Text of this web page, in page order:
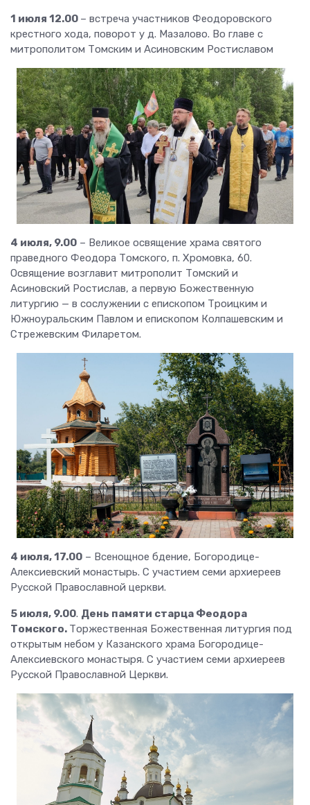
1 июля 12.00 – встреча участников Феодоровского
крестного хода, поворот у д. Мазалово. Во главе с
митрополитом Томским и Асиновским Ростиславом
4 июля, 9.00 – Великое освящение храма святого
праведного Феодора Томского, п. Хромовка, 60.
Освящение возглавит митрополит Томский и
Асиновский Ростислав, а первую Божественную
литургию — в сослужении с епископом Троицким и
Южноуральским Павлом и епископом Колпашевским и
Стрежевским Филаретом.
4 июля, 17.00 – Всенощное бдение, Богородице-
Алексиевский монастырь. С участием семи архиереев
Русской Православной церкви.
5 июля, 9.00. День памяти старца Феодора
Томского. Торжественная Божественная литургия под
открытым небом у Казанского храма Богородице-
Алексиевского монастыря. С участием семи архиереев
Русской Православной Церкви.